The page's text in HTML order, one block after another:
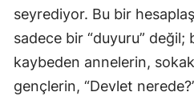
seyrediyor. Bu bir
sadece bir “duyuru” değil;
kaybeden annelerin,
gençlerin, “Devlet